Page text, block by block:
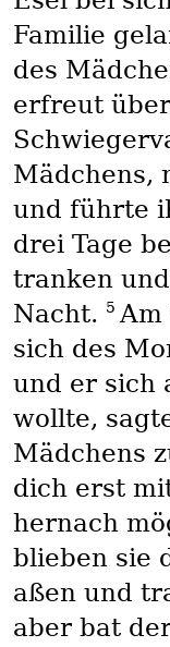
Familie
des
erfreut
Mädchens,
und führte
drei Tage
tranken
Nacht. 5 Am
sich des
und er sich
wollte,
Mädchens
dich erst
hernach
blieben sie
aßen und
aber bat